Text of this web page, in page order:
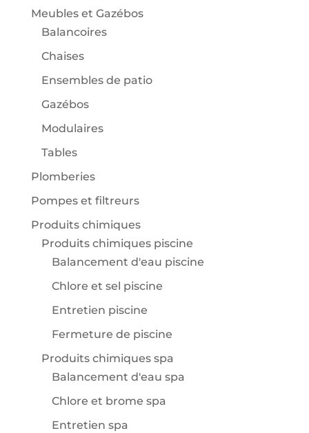
Meubles et Gazébos
Balancoires
Chaises
Ensembles de patio
Gazébos
Modulaires
Tables
Plomberies
Pompes et filtreurs
Produits chimiques
Produits chimiques piscine
Balancement d'eau piscine
Chlore et sel piscine
Entretien piscine
Fermeture de piscine
Produits chimiques spa
Balancement d'eau spa
Chlore et brome spa
Entretien spa